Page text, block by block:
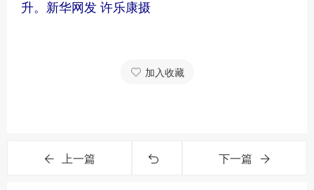
升。新华网发 许乐康摄
加入收藏
上一篇 下一篇